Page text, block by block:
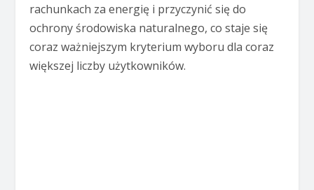
rachunkach za energię i przyczynić się do
ochrony środowiska naturalnego, co staje się
coraz ważniejszym kryterium wyboru dla coraz
większej liczby użytkowników.